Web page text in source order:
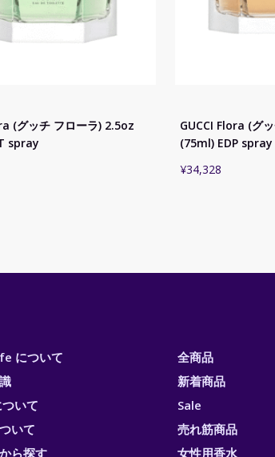
(グッチ フローラ) 2.5oz
spray
GUCCI Flora (グ
(75ml) EDP spray
¥34,328
について
いて
いて
ら探す
全商品
新着商品
Sale
売れ筋商品
女性用香水